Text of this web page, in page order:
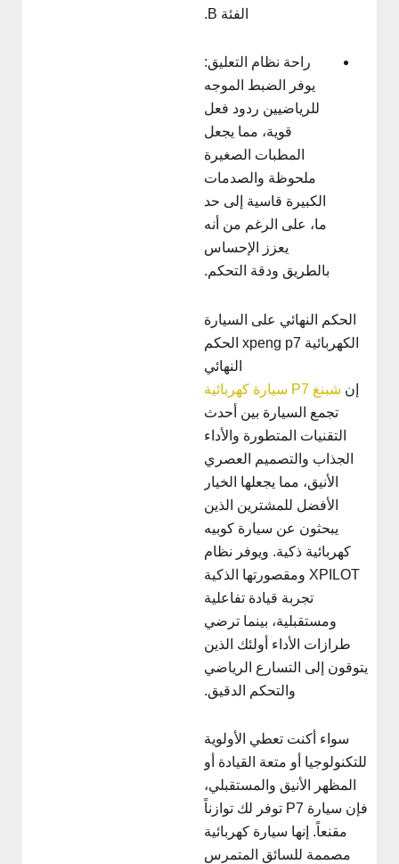
الفئة B.
راحة نظام التعليق:
يوفر الضبط الموجه
للرياضيين ردود فعل
قوية، مما يجعل
المطبات الصغيرة
ملحوظة والصدمات
الكبيرة قاسية إلى حد
ما، على الرغم من أنه
يعزز الإحساس
بالطريق ودقة التحكم.
الحكم النهائي على السيارة
الكهربائية xpeng p7 الحكم
النهائي
شبنغ P7
سيارة كهربائية
تجمع السيارة بين أحدث
التقنيات المتطورة والأداء
الجذاب والتصميم العصري
الأنيق، مما يجعلها الخيار
الأفضل للمشترين الذين
يبحثون عن سيارة كوبيه
كهربائية ذكية. ويوفر نظام
XPILOT ومقصورتها الذكية
تجربة قيادة تفاعلية
ومستقبلية، بينما ترضي
طرازات الأداء أولئك الذين
يتوقون إلى التسارع الرياضي
والتحكم الدقيق.
سواء أكنت تعطي الأولوية
للتكنولوجيا أو متعة القيادة أو
المظهر الأنيق والمستقبلي،
فإن سيارة P7 توفر لك توازناً
مقنعاً. إنها سيارة كهربائية
مصممة للسائق المتمرس